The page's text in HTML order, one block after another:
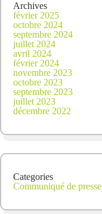
Archives
février 2025
octobre 2024
septembre 2024
juillet 2024
avril 2024
février 2024
novembre 2023
octobre 2023
septembre 2023
juillet 2023
décembre 2022
Categories
Communiqué de presse